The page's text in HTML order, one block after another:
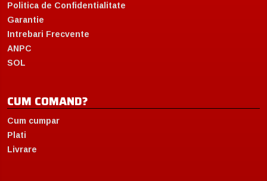
Politica de Confidentialitate
Garantie
Intrebari Frecvente
ANPC
SOL
CUM COMAND?
Cum cumpar
Plati
Livrare